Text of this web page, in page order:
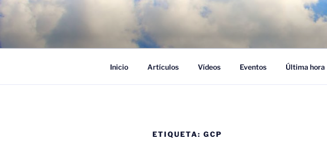
Saltar
al
POR LAS NUBES –
Proyectos, noticias e ideas para adoptar el cloud en su
Inicio Artículos Vídeos Eventos Última hora
ETIQUETA: GCP